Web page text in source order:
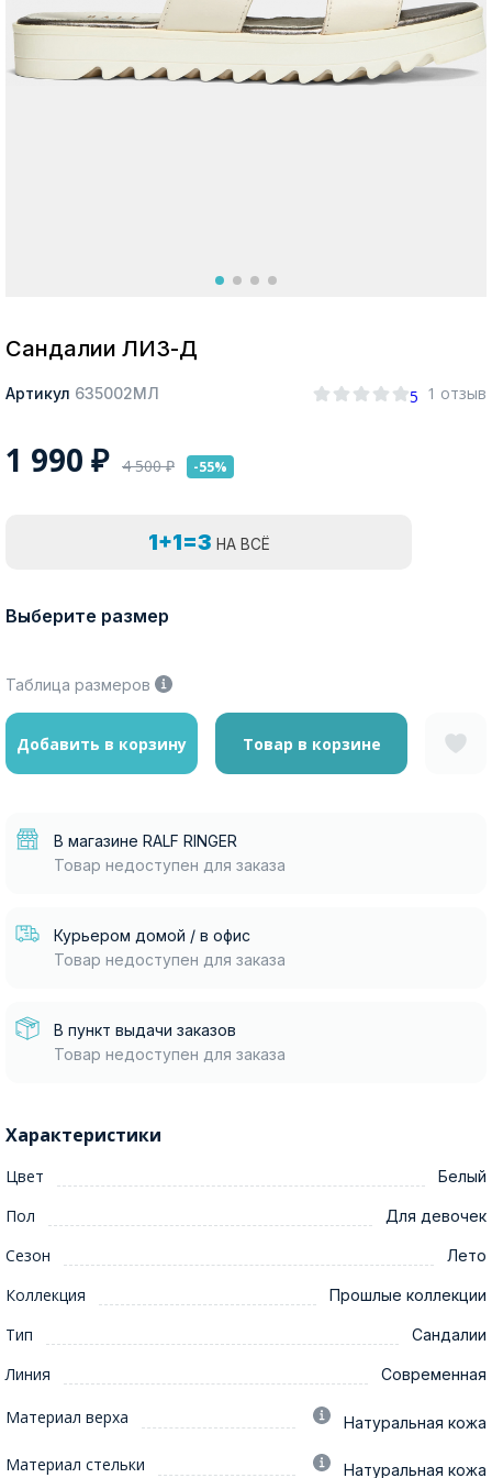
Сандалии ЛИЗ-Д
Артикул 635002МЛ 5 1 отзыв
1 990 ₽ 4 500₽ -55%
1+1=3 НА ВСЁ
Выберите размер
Таблица размеров
Добавить в корзину Товар в корзине
В магазине RALF RINGER
Товар недоступен для заказа
Курьером домой / в офис
Товар недоступен для заказа
В пункт выдачи заказов
Товар недоступен для заказа
Характеристики
Цвет Белый
Пол Для девочек
Сезон Лето
Коллекция Прошлые коллекции
Тип Сандалии
Линия Современная
Материал верха Натуральная кожа
Материал стельки Натуральная кожа